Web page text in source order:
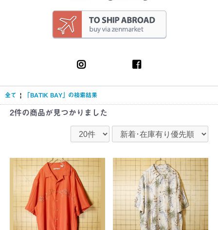
全て | 「BATIK BAY」の検索結果
2件の商品が見つかりました